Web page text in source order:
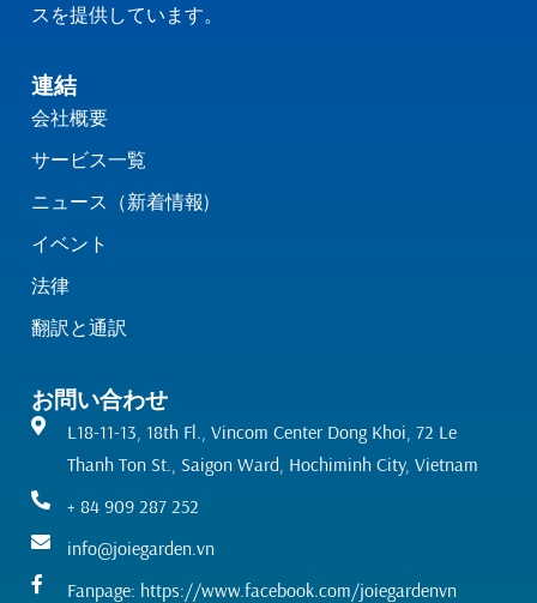
スを提供しています。
連結
会社概要
サービス一覧
ニュース（新着情報)
イベント
法律
翻訳と通訳
お問い合わせ
L18-11-13, 18th Fl., Vincom Center Dong Khoi, 72 Le
Thanh Ton St., Saigon Ward, Hochiminh City, Vietnam
+ 84 909 287 252
info@joiegarden.vn
Fanpage: https://www.facebook.com/joiegardenvn